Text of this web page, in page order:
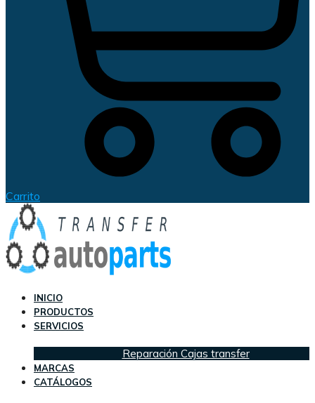
Carrito
INICIO
PRODUCTOS
SERVICIOS
Reparación Cajas transfer
MARCAS
CATÁLOGOS